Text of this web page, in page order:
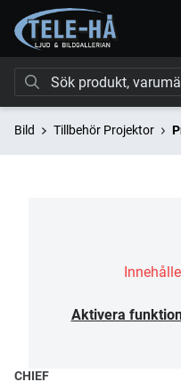
Bild Tillbehör Projektor
Aktivera
CHIEF